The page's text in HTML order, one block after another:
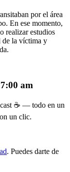
por el área
En ese momento,
realizar estudios
de la víctima y
am
☕ — todo en un
un clic.
. Puedes darte de